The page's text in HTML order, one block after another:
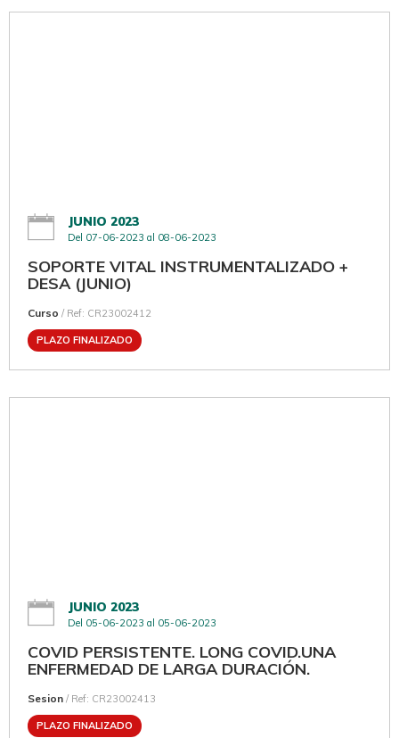
JUNIO 2023
Del 07-06-2023 al 08-06-2023
SOPORTE VITAL INSTRUMENTALIZADO +
DESA (JUNIO)
Curso / Ref: CR23002412
PLAZO FINALIZADO
JUNIO 2023
Del 05-06-2023 al 05-06-2023
COVID PERSISTENTE. LONG COVID.UNA
ENFERMEDAD DE LARGA DURACIÓN.
Sesion / Ref: CR23002413
PLAZO FINALIZADO